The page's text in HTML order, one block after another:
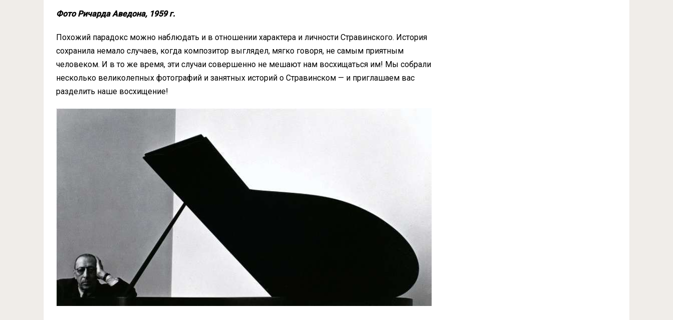
Фото Ричарда Аведона, 1959 г.
Похожий парадокс можно наблюдать и в отношении характера и личности Стравинского. История
сохранила немало случаев, когда композитор выглядел, мягко говоря, не самым приятным
человеком. И в то же время, эти случаи совершенно не мешают нам восхищаться им! Мы собрали
несколько великолепных фотографий и занятных историй о Стравинском — и приглашаем вас
разделить наше восхищение!